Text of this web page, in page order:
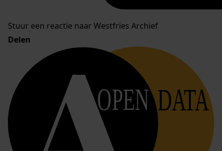
Stuur een reactie naar Westfries Archief
Delen
OPEN DATA